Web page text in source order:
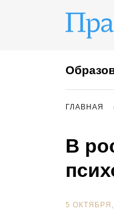
ГЛАВНАЯ
В
5 ОКТЯБРЯ,